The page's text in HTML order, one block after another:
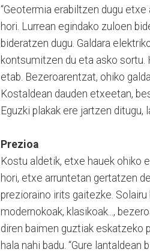
“Geotermia erabiltzen dugu
hori. Lurrean egindako zuloen
bideratzen dugu. Galdara
kontsumitzen du eta asko sortu.
etab. Bezeroarentzat, ohiko
Kostaldean dauden etxeetan,
Eguzki plakak ere jartzen ditugu,
Prezioa
Kostu aldetik, etxe hauek ohiko
hori, etxe arruntetan gertatzen
prezioraino irits gaitezke.
modernokoak, klasikoak...,
diren baimen guztiak eskatzeko
hala nahi badu. “Gure